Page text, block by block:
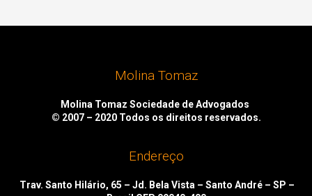
Molina Tomaz
Molina Tomaz Sociedade de Advogados
© 2007 – 2020 Todos os direitos reservados.
Endereço
Trav. Santo Hilário, 65 – Jd. Bela Vista – Santo André – SP –